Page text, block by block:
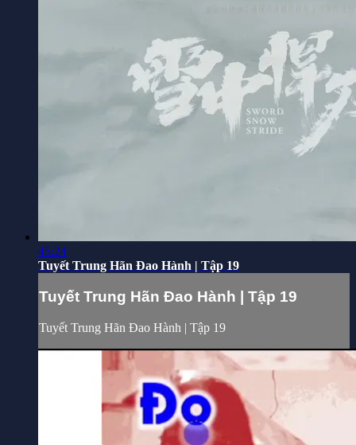
45:24
Tuyết Trung Hãn Đao Hành | Tập 19
Tuyết Trung Hãn Đao Hành | Tập 19
Tuyết Trung Hãn Đao Hành | Tập 19